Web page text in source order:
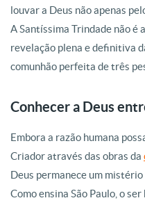
louvar a Deus não apenas
A Santíssima Trindade não é
revelação plena e definitiva
comunhão perfeita de três
Conhecer a Deus
Embora a razão humana
Criador através das obras da
Deus permanece um
Como ensina São Paulo, o